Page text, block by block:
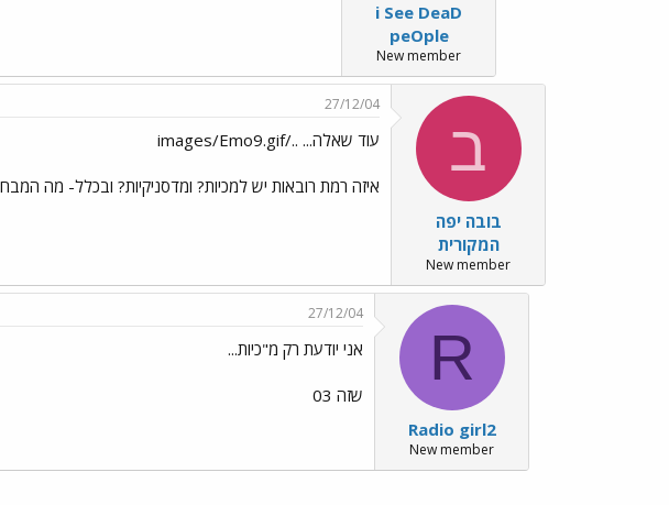
i See DeaD
peOple
New member
ב
בובה יפה
המקורית
New member
27/12/04
עוד שאלה... ../images/Emo9.gif
איזה רמת רובאות יש למכיות? ומדסניקיות? ובכלל- מה
R
Radio girl2
New member
27/12/04
אני יודעת רק מ"כיות...
שזה 03